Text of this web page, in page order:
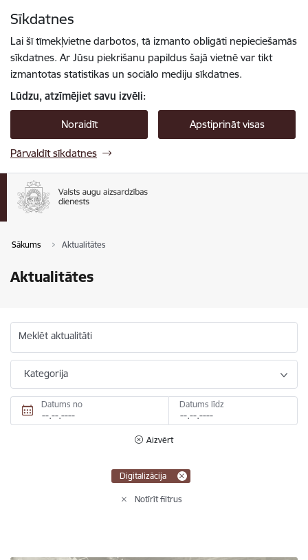
Sīkdatnes
Lai šī tīmekļvietne darbotos, tā izmanto obligāti nepieciešamās
sīkdatnes. Ar Jūsu piekrišanu papildus šajā vietnē var tikt
izmantotas statistikas un sociālo mediju sīkdatnes.
Lūdzu, atzīmējiet savu izvēli:
Noraidīt Apstiprināt visas
Pārvaldīt sīkdatnes
Sākums Aktualitātes
Aktualitātes
Meklēt aktualitāti
Kategorija
Datums no Datums līdz
Aizvērt
Digitalizācija
Notīrīt filtrus